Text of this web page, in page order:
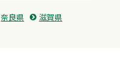
奈良県
滋賀県